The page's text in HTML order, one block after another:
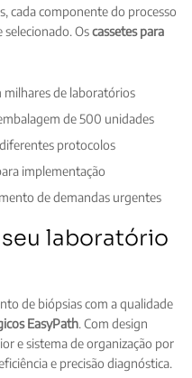
cada componente do processo
Oscassetes para
de laboratórios
de 500 unidades
protocolos
implementação
de demandas urgentes
laboratório
de biópsias com a qualidade
EasyPath. Com design
e sistema de organização por
e precisão diagnóstica.